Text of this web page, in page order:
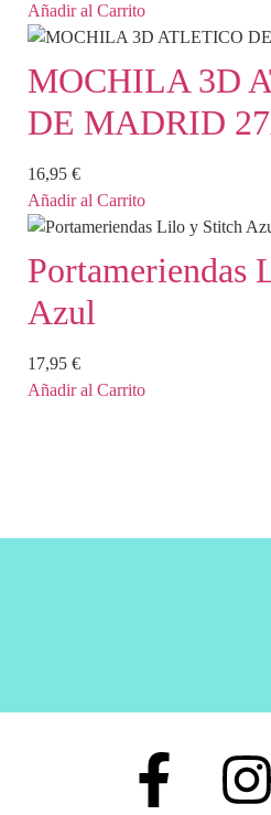
Añadir al Carrito
MOCHILA 3D
DE MADRID
16,95 €
Añadir al Carrito
Portameriendas
Azul
17,95 €
Añadir al Carrito